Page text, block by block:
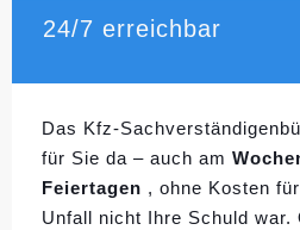
24/7 erreichbar
Das Kfz-
für Sie da – auch am
Feiertagen , ohne Kosten
Unfall nicht Ihre Schuld war.